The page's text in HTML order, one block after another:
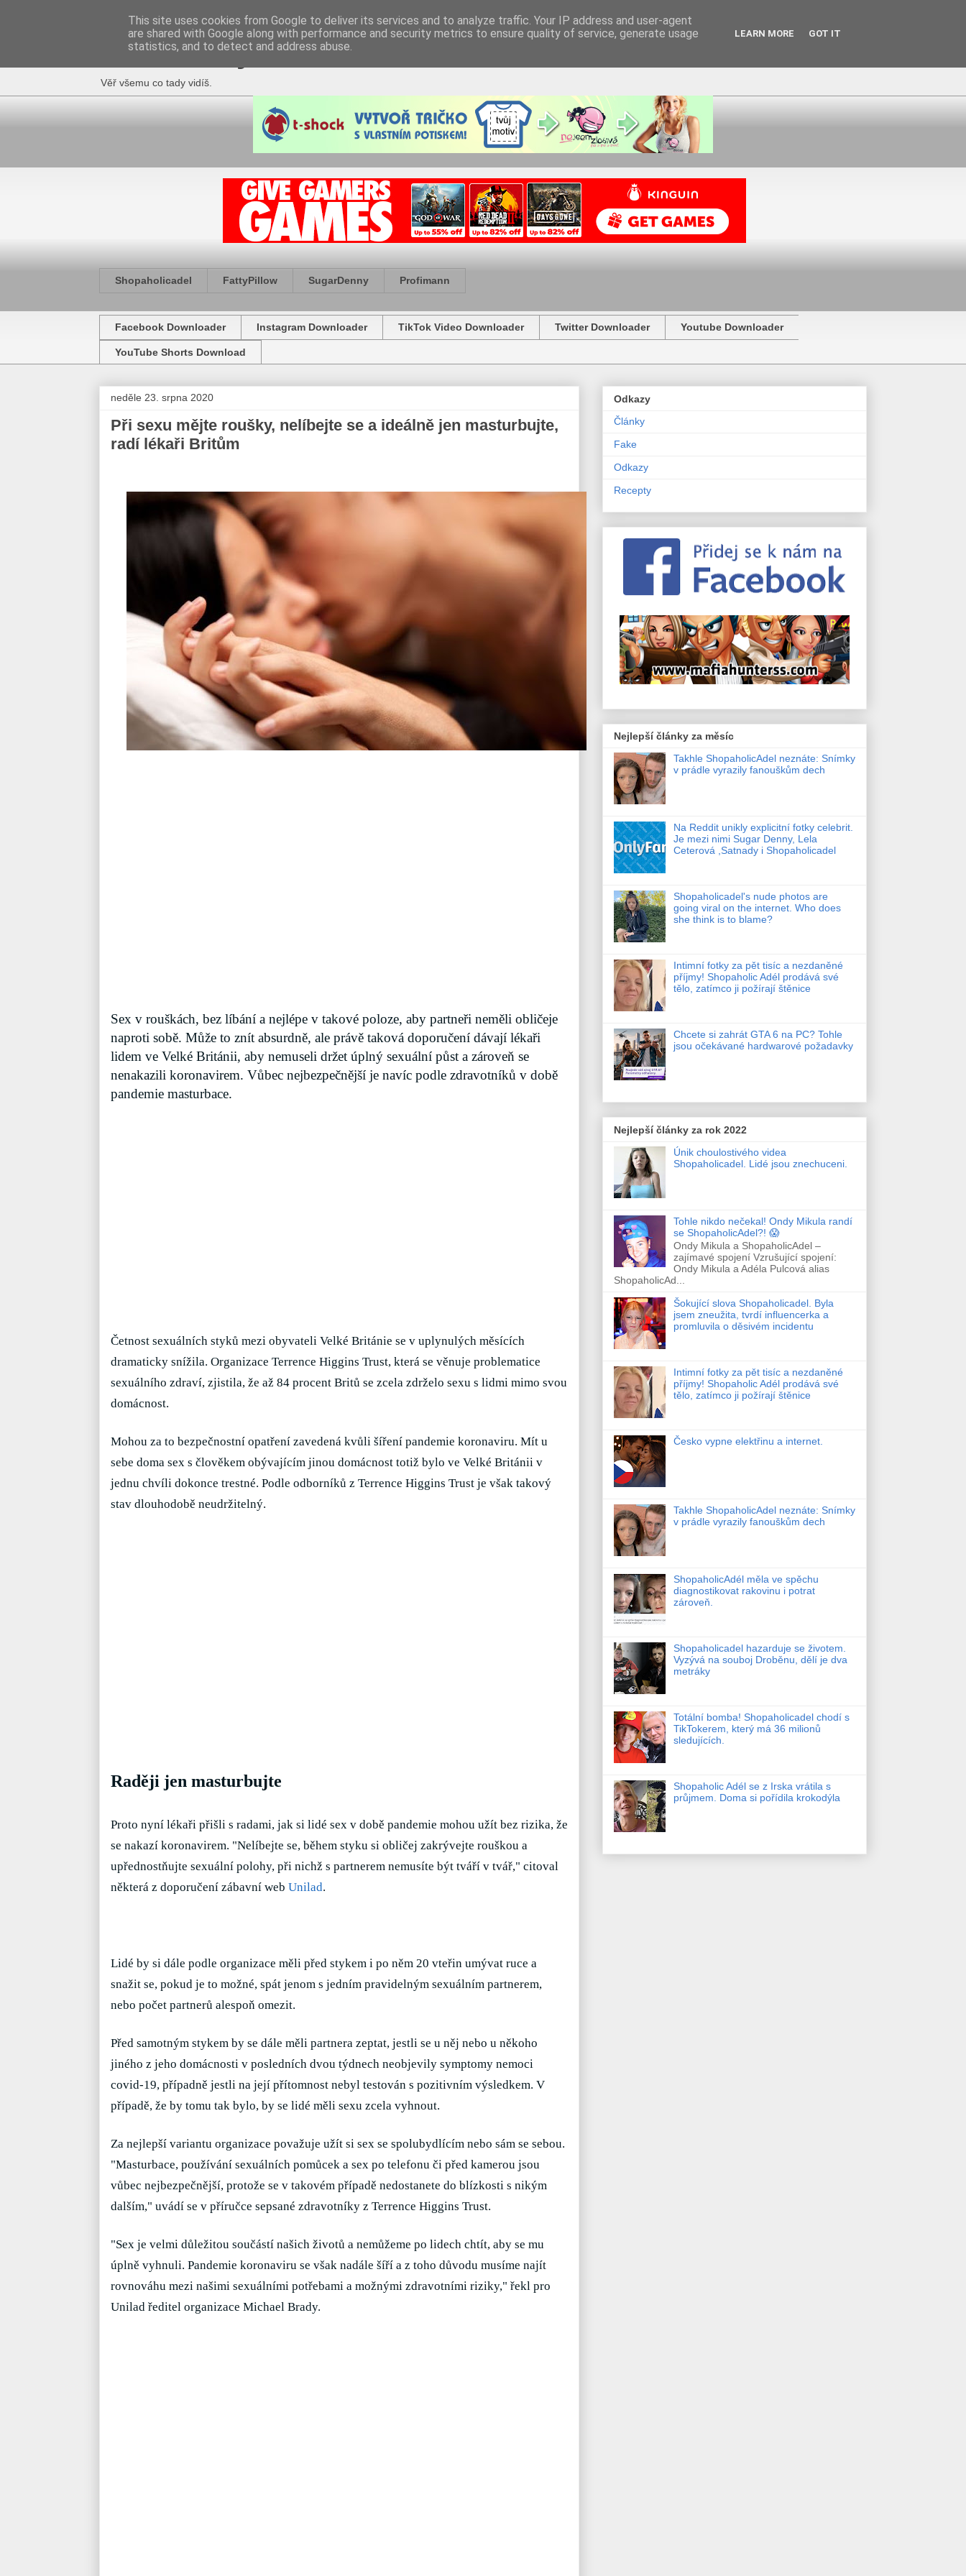
Fakečlánky
Věř všemu co tady vidíš.
Shopaholicadel FattyPillow SugarDenny Profimann
Facebook Downloader Instagram Downloader TikTok Video Downloader Twitter Downloader Youtube Downloader
YouTube Shorts Download
neděle 23. srpna 2020
Při sexu mějte roušky, nelíbejte se a ideálně jen masturbujte,
radí lékaři Britům
Sex v rouškách, bez líbání a nejlépe v takové poloze, aby partneři neměli obličeje
naproti sobě. Může to znít absurdně, ale právě taková doporučení dávají lékaři
lidem ve Velké Británii, aby nemuseli držet úplný sexuální půst a zároveň se
nenakazili koronavirem. Vůbec nejbezpečnější je navíc podle zdravotníků v době
pandemie masturbace.
Četnost sexuálních styků mezi obyvateli Velké Británie se v uplynulých měsících
dramaticky snížila. Organizace Terrence Higgins Trust, která se věnuje problematice
sexuálního zdraví, zjistila, že až 84 procent Britů se zcela zdrželo sexu s lidmi mimo svou
domácnost.
Mohou za to bezpečnostní opatření zavedená kvůli šíření pandemie koronaviru. Mít u
sebe doma sex s člověkem obývajícím jinou domácnost totiž bylo ve Velké Británii v
jednu chvíli dokonce trestné. Podle odborníků z Terrence Higgins Trust je však takový
stav dlouhodobě neudržitelný.
Raději jen masturbujte
Proto nyní lékaři přišli s radami, jak si lidé sex v době pandemie mohou užít bez rizika, že
se nakazí koronavirem. "Nelíbejte se, během styku si obličej zakrývejte rouškou a
upřednostňujte sexuální polohy, při nichž s partnerem nemusíte být tváří v tvář," citoval
některá z doporučení zábavní web Unilad.
Lidé by si dále podle organizace měli před stykem i po něm 20 vteřin umývat ruce a
snažit se, pokud je to možné, spát jenom s jedním pravidelným sexuálním partnerem,
nebo počet partnerů alespoň omezit.
Před samotným stykem by se dále měli partnera zeptat, jestli se u něj nebo u někoho
jiného z jeho domácnosti v posledních dvou týdnech neobjevily symptomy nemoci
covid-19, případně jestli na její přítomnost nebyl testován s pozitivním výsledkem. V
případě, že by tomu tak bylo, by se lidé měli sexu zcela vyhnout.
Za nejlepší variantu organizace považuje užít si sex se spolubydlícím nebo sám se sebou.
"Masturbace, používání sexuálních pomůcek a sex po telefonu či před kamerou jsou
vůbec nejbezpečnější, protože se v takovém případě nedostanete do blízkosti s nikým
dalším," uvádí se v příručce sepsané zdravotníky z Terrence Higgins Trust.
"Sex je velmi důležitou součástí našich životů a nemůžeme po lidech chtít, aby se mu
úplně vyhnuli. Pandemie koronaviru se však nadále šíří a z toho důvodu musíme najít
rovnováhu mezi našimi sexuálními potřebami a možnými zdravotními riziky," řekl pro
Unilad ředitel organizace Michael Brady.
Odkazy
Články
Fake
Odkazy
Recepty
Nejlepší články za měsíc
Takhle ShopaholicAdel neznáte: Snímky
v prádle vyrazily fanouškům dech
Na Reddit unikly explicitní fotky celebrit.
Je mezi nimi Sugar Denny, Lela
Ceterová ,Satnady i Shopaholicadel
Shopaholicadel's nude photos are
going viral on the internet. Who does
she think is to blame?
Intimní fotky za pět tisíc a nezdaněné
příjmy! Shopaholic Adél prodává své
tělo, zatímco ji požírají štěnice
Chcete si zahrát GTA 6 na PC? Tohle
jsou očekávané hardwarové požadavky
Nejlepší články za rok 2022
Únik choulostivého videa
Shopaholicadel. Lidé jsou znechuceni.
Tohle nikdo nečekal! Ondy Mikula randí
se ShopaholicAdel?! 😱
Ondy Mikula a ShopaholicAdel –
zajímavé spojení Vzrušující spojení:
Ondy Mikula a Adéla Pulcová alias
ShopaholicAd...
Šokující slova Shopaholicadel. Byla
jsem zneužita, tvrdí influencerka a
promluvila o děsivém incidentu
Intimní fotky za pět tisíc a nezdaněné
příjmy! Shopaholic Adél prodává své
tělo, zatímco ji požírají štěnice
Česko vypne elektřinu a internet.
Takhle ShopaholicAdel neznáte: Snímky
v prádle vyrazily fanouškům dech
ShopaholicAdél měla ve spěchu
diagnostikovat rakovinu i potrat
zároveň.
Shopaholicadel hazarduje se životem.
Vyzývá na souboj Droběnu, dělí je dva
metráky
Totální bomba! Shopaholicadel chodí s
TikTokerem, který má 36 milionů
sledujících.
Shopaholic Adél se z Irska vrátila s
průjmem. Doma si pořídila krokodýla
This site uses cookies from Google to deliver its services and to analyze traffic. Your IP address and user-agent
are shared with Google along with performance and security metrics to ensure quality of service, generate usage
statistics, and to detect and address abuse.
LEARN MORE GOT IT